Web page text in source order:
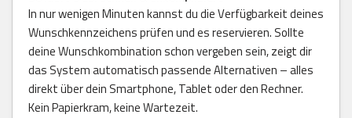
In nur wenigen Minuten kannst du die Verfügbarkeit deines
Wunschkennzeichens prüfen und es reservieren. Sollte
deine Wunschkombination schon vergeben sein, zeigt dir
das System automatisch passende Alternativen – alles
direkt über dein Smartphone, Tablet oder den Rechner.
Kein Papierkram, keine Wartezeit.